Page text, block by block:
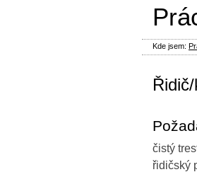
čistý
řidičský
Kde jsem: